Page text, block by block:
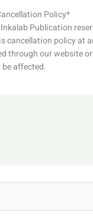
Policy*
Publication
cancellation policy at
through our website
affected.